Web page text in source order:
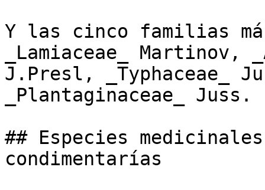
Y las cinco familias
_Lamiaceae_ Martinov,
J.Presl, _Typhaceae_
_Plantaginaceae_
## Especies
condimentarías